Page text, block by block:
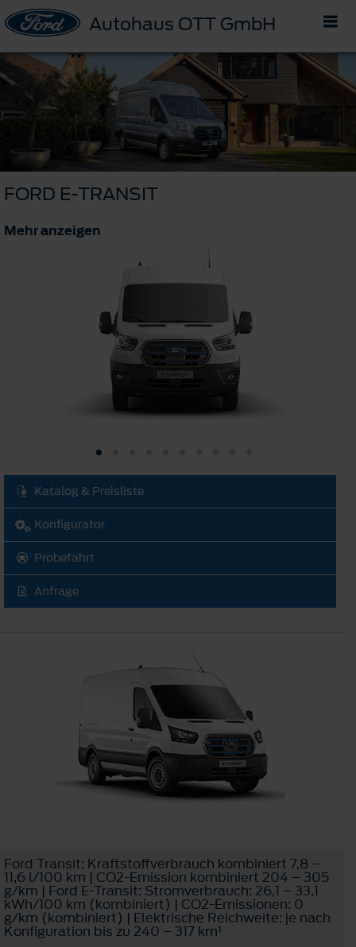
Autohaus OTT GmbH
FORD E-TRANSIT
Mehr anzeigen
Katalog & Preisliste
Konfigurator
Probefahrt
Anfrage
Ford Transit: Kraftstoffverbrauch kombiniert 7,8 –
11,6 l/100 km | CO2-Emission kombiniert 204 – 305
g/km | Ford E-Transit: Stromverbrauch: 26,1 – 33,1
kWh/100 km (kombiniert) | CO2-Emissionen: 0
g/km (kombiniert) | Elektrische Reichweite: je nach
Konfiguration bis zu 240 – 317 km¹